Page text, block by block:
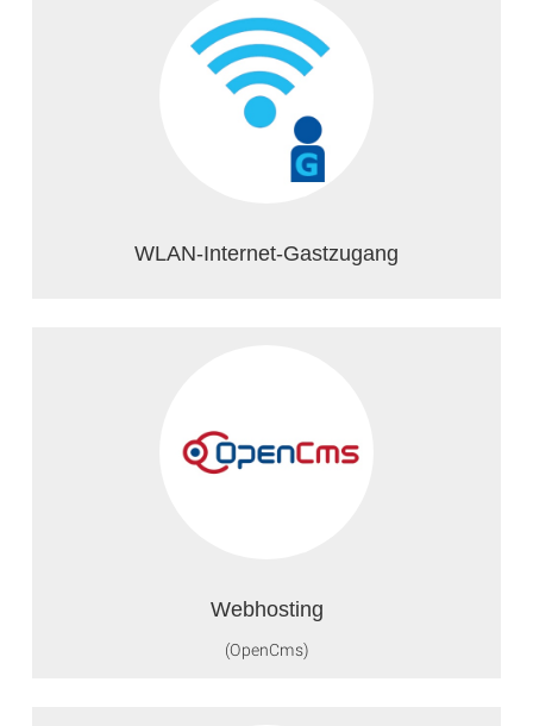
WLAN-Internet-Gastzugang
Webhosting
(OpenCms)